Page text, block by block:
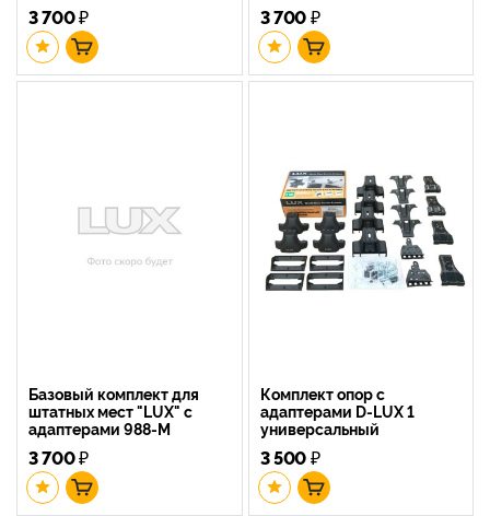
3 700₽ 3 700₽
Базовый комплект для
штатных мест "LUX" с
адаптерами 988-M
3 700₽
Комплект опор с
адаптерами D-LUX 1
универсальный
3 500₽